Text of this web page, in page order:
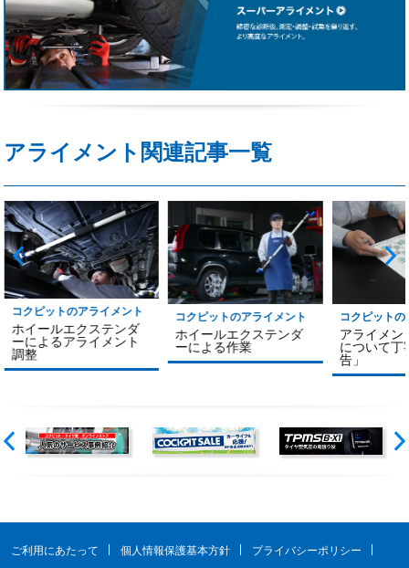
アライメント関連記事一覧
コクピットのアライメント
ホイールエクステンダ
ーによるアライメント
調整
コクピットのアライメント
ホイールエクステンダ
ーによる作業
コクピットの
アライメン
について丁
告」
ご利用にあたって 個人情報保護基本方針 プライバシーポリシー